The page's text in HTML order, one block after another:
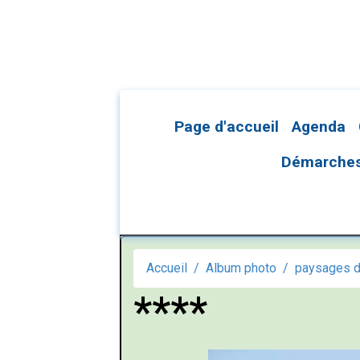
Page d'accueil Agenda
Accueil Album photo paysages
****